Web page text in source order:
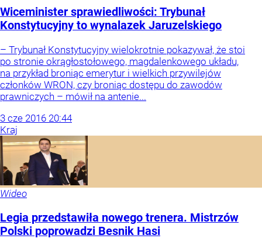
Wiceminister sprawiedliwości: Trybunał
Konstytucyjny to wynalazek Jaruzelskiego
– Trybunał Konstytucyjny wielokrotnie pokazywał, że stoi
po stronie okrągłostołowego, magdalenkowego układu,
na przykład broniąc emerytur i wielkich przywilejów
członków WRON, czy broniąc dostępu do zawodów
prawniczych – mówił na antenie...
3 cze 2016 20:44
Kraj
Wideo
Legia przedstawiła nowego trenera. Mistrzów
Polski poprowadzi Besnik Hasi